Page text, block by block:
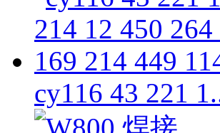
cy116 43 221